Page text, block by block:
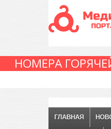
НОМЕРА
ГЛАВНАЯ